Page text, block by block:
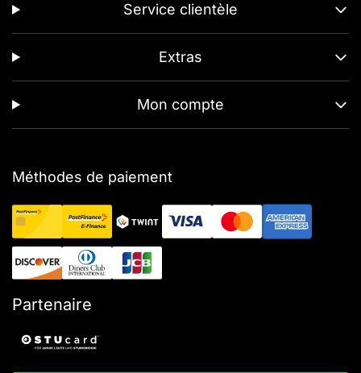
Service clientèle
Extras
Mon compte
Méthodes de paiement
Partenaire